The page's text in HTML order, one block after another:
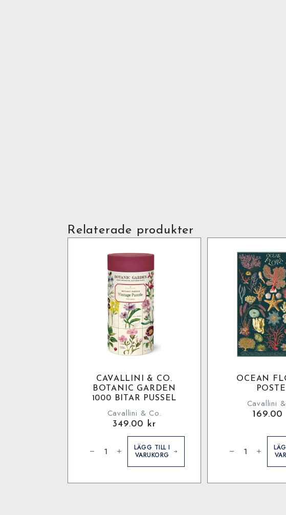
Relaterade produkter
CAVALLINI & CO.
BOTANIC GARDEN
1000 BITAR PUSSEL
Cavallini & Co.
349.00 kr
Co.
bitar
LÄGG TILL I
VARUKORG
OCEAN
Cavallini
169.00